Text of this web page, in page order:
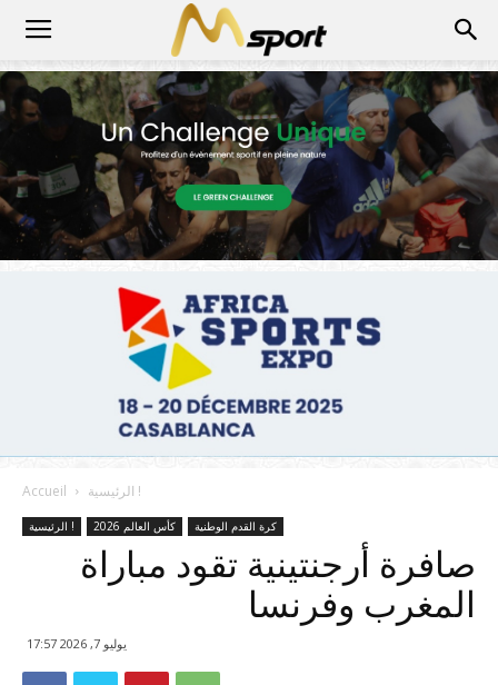
Accueil الرئيسية !
الرئيسية ! كأس العالم 2026 كرة القدم الوطنية
صافرة أرجنتينية تقود مباراة
المغرب وفرنسا
يوليو 7, 2026 17:57